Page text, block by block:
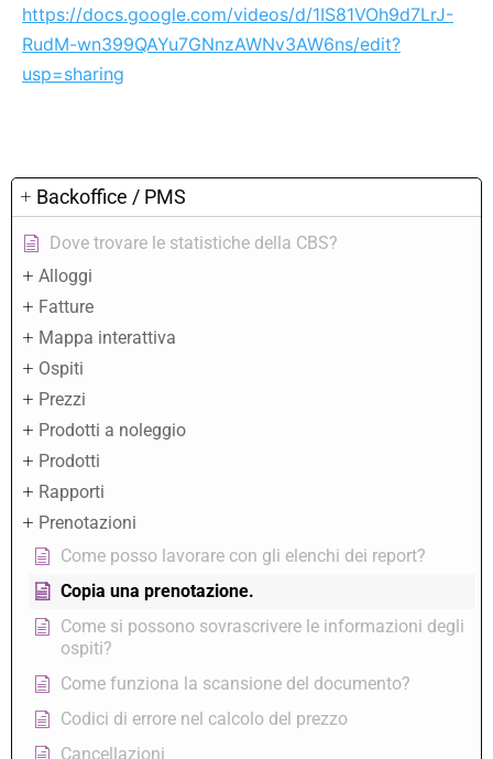
Backoffice / PMS
Dove trovare le statistiche della CBS?
Alloggi
Fatture
Mappa interattiva
Ospiti
Prezzi
Prodotti a noleggio
Prodotti
Rapporti
Prenotazioni
Come posso lavorare con gli elenchi dei report?
Copia una prenotazione.
Come si possono sovrascrivere le informazioni degli
ospiti?
Come funziona la scansione del documento?
Codici di errore nel calcolo del prezzo
Cancellazioni
https://docs.google.com/videos/d/1IS81VOh9d7LrJ-
RudM-wn399QAYu7GNnzAWNv3AW6ns/edit?
usp=sharing